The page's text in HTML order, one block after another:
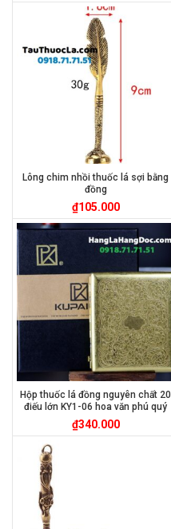
Lông chim nhồi thuốc lá sợi bằng
đồng
₫105.000
Hộp thuốc lá đồng nguyên chất 20
điếu lớn KY1-06 hoa văn phú quý
₫340.000